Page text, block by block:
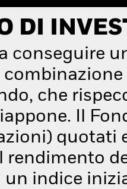
DI
conseguire
che
Il
quotati
rendimento
indice